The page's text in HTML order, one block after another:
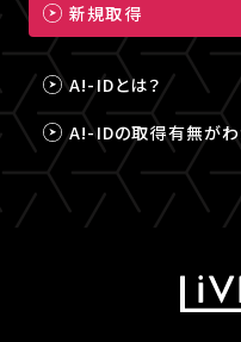
新規取得
A!-IDとは？
A!-IDの取得有無が